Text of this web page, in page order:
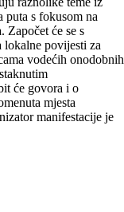
puta s fokusom na
će se s
lokalne povijesti za
vodećih onodobnih
će govora i o
mjesta
manifestacije je